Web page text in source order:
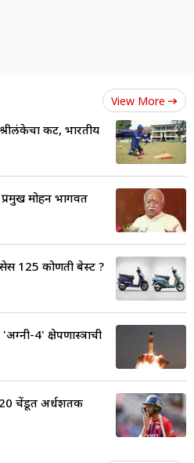
View More
कट, भारतीय
मोहन भागवत
125 कोणती बेस्ट ?
4' क्षेपणास्त्राची
20 चेंडूत अर्धशतक